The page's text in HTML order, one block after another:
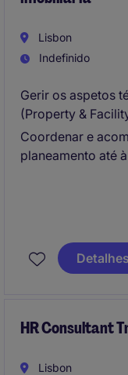
Lisbon
Indefinido
Gerir os aspetos
(Property &
Coordenar e
planeamento até
HR Consultant
Lisbon